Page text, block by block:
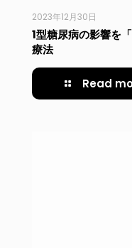
2023年12月30日
1型糖尿病の影響を
療法
Read